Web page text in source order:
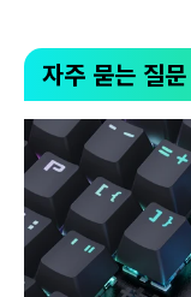
자주 묻는 질문